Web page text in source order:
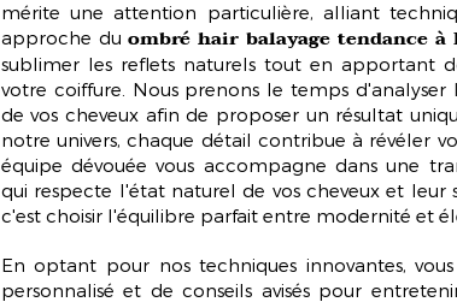
mérite une attention particulière, alliant
approche duombré hair balayage tendance à
sublimer les reflets naturels tout en apportant
votre coiffure. Nous prenons le temps
de vos cheveux afin de proposer un résultat
notre univers, chaque détail contribue à révéler
équipe dévouée vous accompagne dans une
qui respecte l'état naturel de vos cheveux et leur
c'est choisir l'équilibre parfait entre modernité et
En optant pour nos techniques innovantes,
personnalisé et de conseils avisés pour